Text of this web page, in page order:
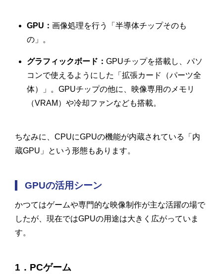
GPU： 画像処理を行う「半導体チップそのも
の」。
グラフィックボード： GPUチップを搭載し、パソ
コンで使えるようにした「拡張カード（パーツ全
体）」。GPUチップの他に、映像専用のメモリ
（VRAM）や冷却ファンなども搭載。
ちなみに、CPUにGPUの機能が内蔵されている「内
蔵GPU」という形態もあります。
GPUの活用シーン
かつてはゲームや専門的な映像制作が主な活躍の場で
したが、現在ではGPUの用途は大きく広がっていま
す。
1．PCゲーム